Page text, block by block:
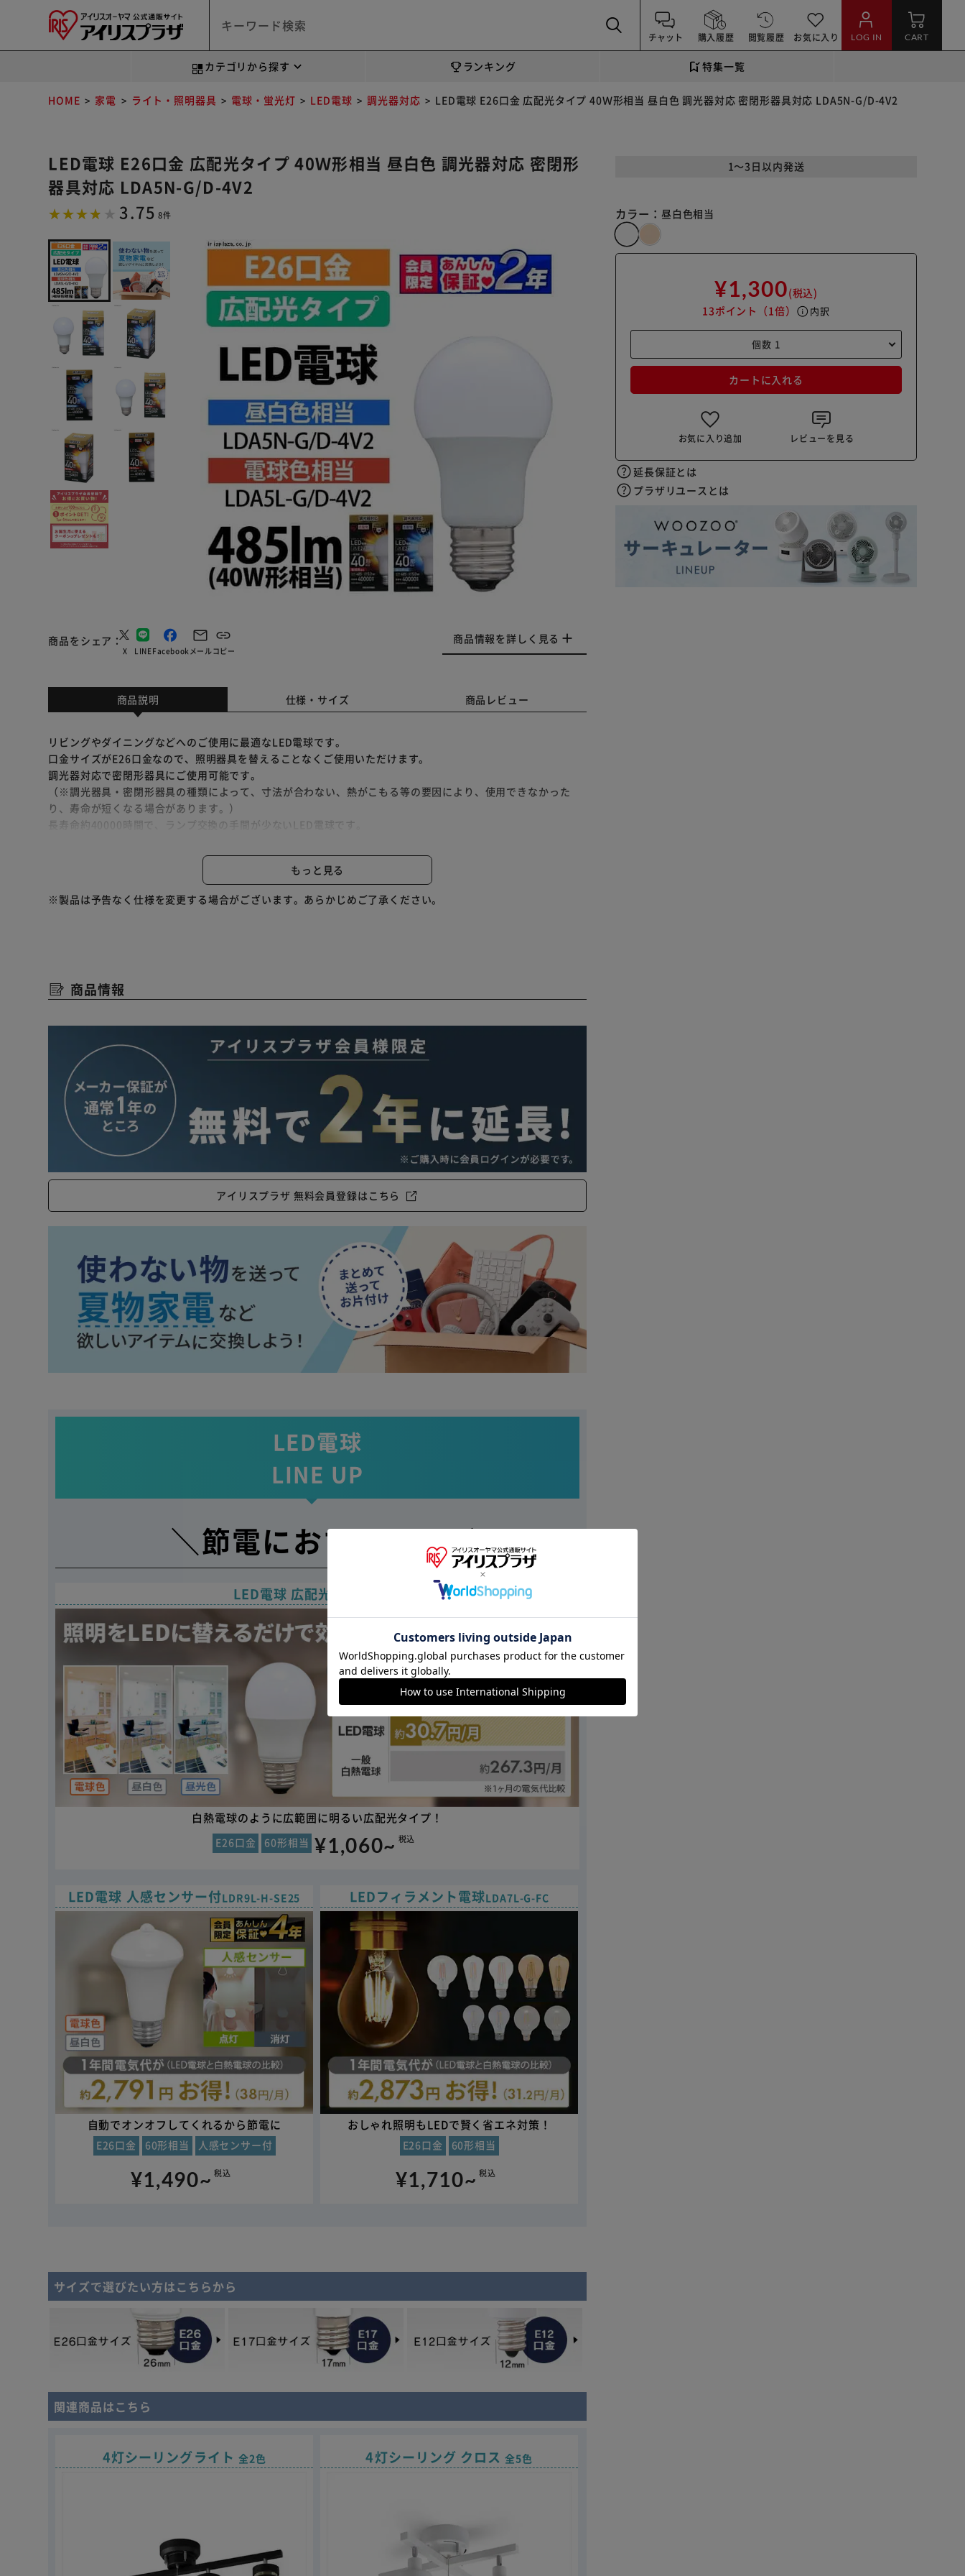
チャット 購入履歴 閲覧履歴 お気に入り LOG IN CART
カテゴリから探す ランキング 特集一覧
HOME 家電 ライト・照明器具 電球・蛍光灯 LED電球 調光器対応 LED電球 E26口金 広配光タイプ 40Ｗ形相当 昼白色 調光器対応 密閉形器具対応 LDA5N-G/D-4V2
LED電球 E26口金 広配光タイプ 40Ｗ形相当 昼白色 調光器対応 密閉形
器具対応 LDA5N-G/D-4V2
3.75 8件
商品をシェア
X LINEFacebook メールコピー
商品情報を詳しく見る
1～3日以内発送
カラー： 昼白色相当
¥1,300(税込)
13ポイント （1倍） info 内訳
カートに入れる
お気に入り追加 レビューを見る
延長保証とは
プラザリユースとは
商品説明 仕様・サイズ 商品レビュー
リビングやダイニングなどへのご使用に最適なLED電球です。
口金サイズがE26口金なので、照明器具を替えることなくご使用いただけます。
調光器対応で密閉形器具にご使用可能です。
（※調光器具・密閉形器具の種類によって、寸法が合わない、熱がこもる等の要因により、使用できなかった
り、寿命が短くなる場合があります。）
長寿命約40000時間で、ランプ交換の手間が少ないLED電球です。
・水銀レス・・・環境に有害な水銀を含みません。
す。
なりません。
もっと見る
※製品は予告なく仕様を変更する場合がございます。あらかじめご了承ください。
商品情報
アイリスプラザ 無料会員登録はこちら
LED電球
LINE UP
＼節電におすすめ！／
LED電球 広配光
白熱電球のように広範囲に明るい広配光タイプ！
E26口金 60形相当 ¥1,060~ 税込
LED電球 人感センサー付LDR9L-H-SE25
自動でオンオフしてくれるから節電に
E26口金 60形相当 人感センサー付
¥1,490~ 税込
LEDフィラメント電球LDA7L-G-FC
おしゃれ照明もLEDで賢く省エネ対策！
E26口金 60形相当
¥1,710~ 税込
サイズで選びたい方はこちらから
関連商品はこちら
4灯シーリングライト 全2色 4灯シーリング クロス全5色
※ご確認ください